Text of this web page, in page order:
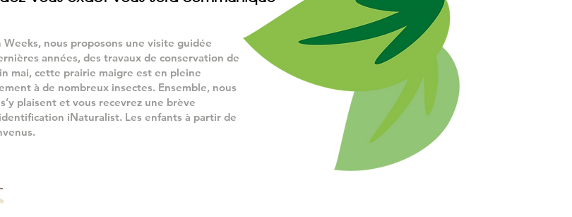
Weeks, nous proposons une visite guidée
années, des travaux de conservation de
mai, cette prairie maigre est en pleine
à de nombreux insectes. Ensemble, nous
plaisent et vous recevrez une brève
iNaturalist. Les enfants à partir de